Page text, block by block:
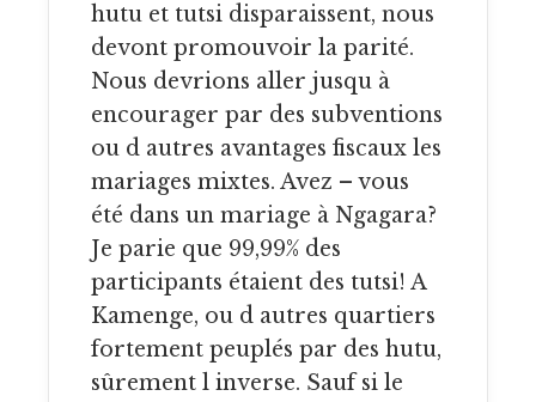
hutu et tutsi disparaissent, nous
devont promouvoir la parité.
Nous devrions aller jusqu à
encourager par des subventions
ou d autres avantages fiscaux les
mariages mixtes. Avez – vous
été dans un mariage à Ngagara?
Je parie que 99,99% des
participants étaient des tutsi! A
Kamenge, ou d autres quartiers
fortement peuplés par des hutu,
sûrement l inverse. Sauf si le